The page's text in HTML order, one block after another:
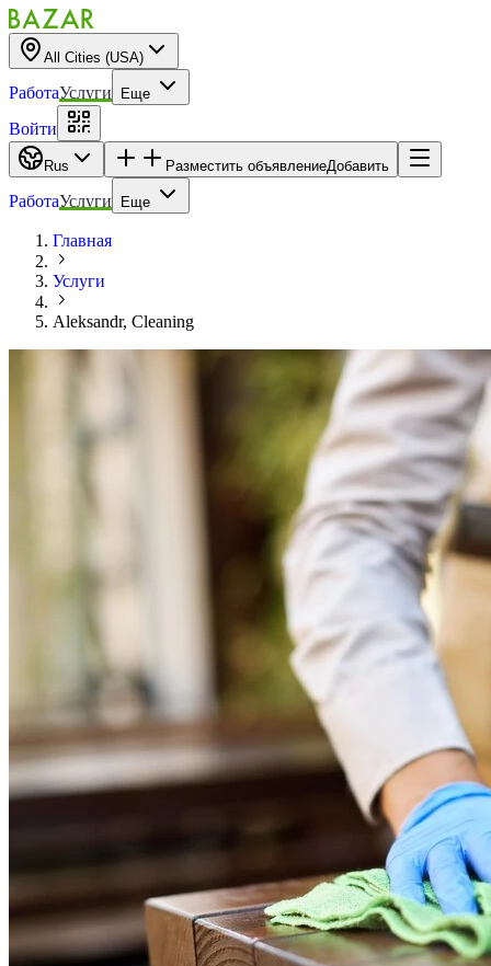
All Cities (USA)
РаботаУслуги Еще
Войти
Rus Разместить объявлениеДобавить
РаботаУслуги Еще
Главная
Услуги
Aleksandr, Cleaning